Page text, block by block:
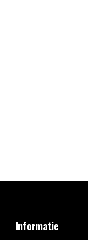
Informatie